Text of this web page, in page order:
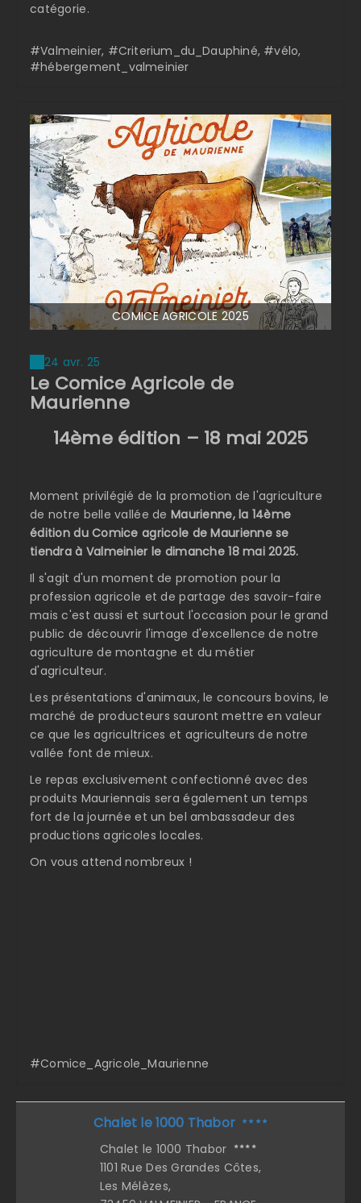
catégorie.
#Valmeinier, #Criterium_du_Dauphiné, #vélo,
#hébergement_valmeinier
COMICE AGRICOLE 2025
24 avr. 25
Le Comice Agricole de
Maurienne
14ème édition – 18 mai 2025
Moment privilégié de la promotion de l'agriculture
de notre belle vallée de Maurienne, la 14ème
édition du Comice agricole de Maurienne se
tiendra à Valmeinier le dimanche 18 mai 2025.
Il s'agit d'un moment de promotion pour la
profession agricole et de partage des savoir-faire
mais c'est aussi et surtout l'occasion pour le grand
public de découvrir l'image d'excellence de notre
agriculture de montagne et du métier
d'agriculteur.
Les présentations d'animaux, le concours bovins, le
marché de producteurs sauront mettre en valeur
ce que les agricultrices et agriculteurs de notre
vallée font de mieux.
Le repas exclusivement confectionné avec des
produits Mauriennais sera également un temps
fort de la journée et un bel ambassadeur des
productions agricoles locales.
On vous attend nombreux !
#Comice_Agricole_Maurienne
Chalet le 1000 Thabor
Chalet le 1000 Thabor
1101 Rue Des Grandes Côtes,
Les Mélèzes,